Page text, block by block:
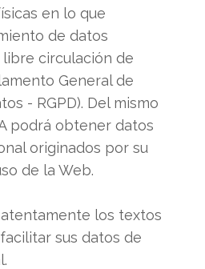
en lo que
de datos
circulación de
General de
- RGPD). Del mismo
podrá obtener datos
originados por su
de la Web.
atentamente los textos
sus datos de